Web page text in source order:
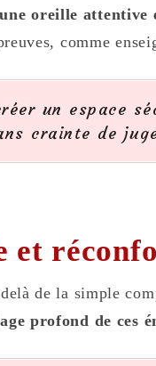
oreille attentive
comme
un espace
crainte de
et
de la simple
profond de ces